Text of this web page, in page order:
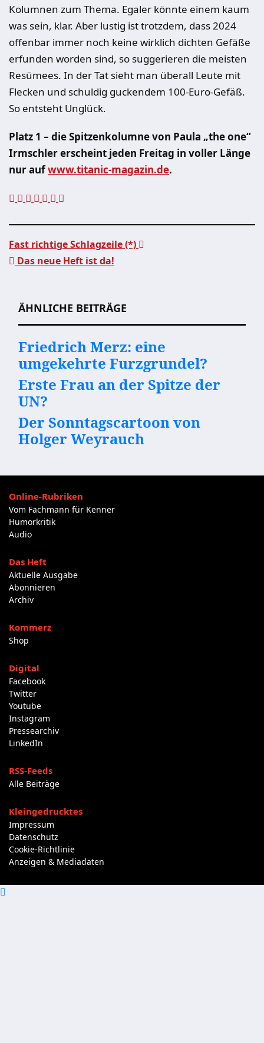
Kolumnen zum Thema. Egaler könnte einem kaum
was sein, klar. Aber lustig ist trotzdem, dass 2024
offenbar immer noch keine wirklich dichten Gefäße
erfunden worden sind, so suggerieren die meisten
Resümees. In der Tat sieht man überall Leute mit
Flecken und schuldig guckendem 100-Euro-Gefäß.
So entsteht Unglück.
Platz 1 – die Spitzenkolumne von Paula „the one“
Irmschler erscheint jeden Freitag in voller Länge
nur aufwww.titanic-magazin.de.
Fast richtige Schlagzeile (*)
Das neue Heft ist da!
ÄHNLICHE BEITRÄGE
Friedrich Merz: eine
umgekehrte Furzgrundel?
Erste Frau an der Spitze der
UN?
Der Sonntagscartoon von
Holger Weyrauch
Online-Rubriken
Vom Fachmann für Kenner
Humorkritik
Audio
Das Heft
Aktuelle Ausgabe
Abonnieren
Archiv
Kommerz
Shop
Digital
Facebook
Twitter
Youtube
Instagram
Pressearchiv
LinkedIn
RSS-Feeds
Alle Beiträge
Kleingedrucktes
Impressum
Datenschutz
Cookie-Richtlinie
Anzeigen & Mediadaten